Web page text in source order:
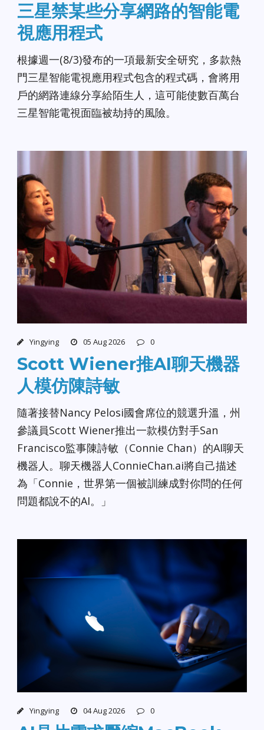
三星禁某些分享網路的智能電
視應用程式
根據週一(8/3)發布的一項最新安全研究，多款熱
門三星智能電視應用程式包含的程式碼，會將用
戶的網路連線分享給陌生人，這可能使數百萬台
三星智能電視面臨被劫持的風險。
Yingying 05 Aug 2026 0
Scott Wiener推AI聊天機器
人模仿陳詩敏
隨著接替Nancy Pelosi國會席位的競選升溫，州
參議員Scott Wiener推出一款模仿對手San
Francisco監事陳詩敏（Connie Chan）的AI聊天
機器人。聊天機器人ConnieChan.ai將自己描述
為「Connie，世界第一個被訓練成對你問的任何
問題都說不的AI。」
Yingying 04 Aug 2026 0